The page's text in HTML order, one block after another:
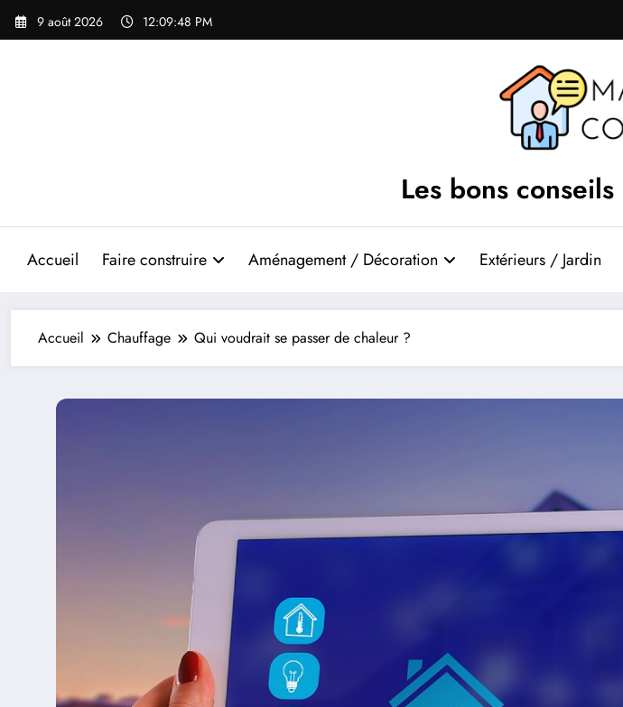
Aller
9 août 2026 12:09:49 PM
Les bons
Accueil Faire construire Aménagement / Décoration Extérieurs / Jardin
Accueil Chauffage Qui voudrait se passer de chaleur ?